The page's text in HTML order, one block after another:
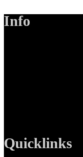
Info
Quicklinks